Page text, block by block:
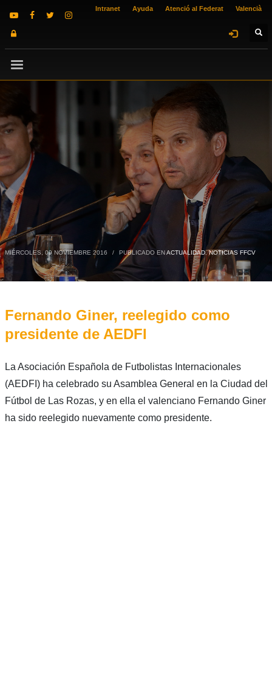
Intranet Ayuda Atenció al Federat Valencià
MIÉRCOLES, 09 NOVIEMBRE 2016 / PUBLICADO ENACTUALIDAD,NOTICIAS FFCV
Fernando Giner, reelegido como
presidente de AEDFI
La Asociación Española de Futbolistas Internacionales
(AEDFI) ha celebrado su Asamblea General en la Ciudad del
Fútbol de Las Rozas, y en ella el valenciano Fernando Giner
ha sido reelegido nuevamente como presidente.